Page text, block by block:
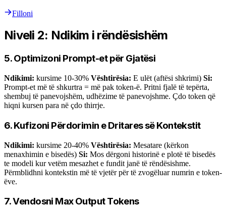
Filloni
Niveli 2: Ndikim i rëndësishëm
5. Optimizoni Prompt-et për Gjatësi
Ndikimi: kursime 10-30% Vështirësia: E ulët (aftësi shkrimi) Si:
Prompt-et më të shkurtra = më pak token-ë. Pritni fjalë të tepërta,
shembuj të panevojshëm, udhëzime të panevojshme. Çdo token që
hiqni kursen para në çdo thirrje.
6. Kufizoni Përdorimin e Dritares së Kontekstit
Ndikimi: kursime 20-40% Vështirësia: Mesatare (kërkon
menaxhimin e bisedës) Si: Mos dërgoni historinë e plotë të bisedës
te modeli kur vetëm mesazhet e fundit janë të rëndësishme.
Përmblidhni kontekstin më të vjetër për të zvogëluar numrin e token-
ëve.
7. Vendosni Max Output Tokens